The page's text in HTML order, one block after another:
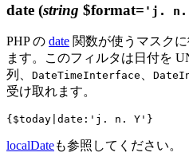
date (string $format= 'j. n.
PHP の date 関数が使うマスク
ます。このフィルタは日付を
列、 DateTimeInterface 、
受け取れます。
localDateも参照してください。